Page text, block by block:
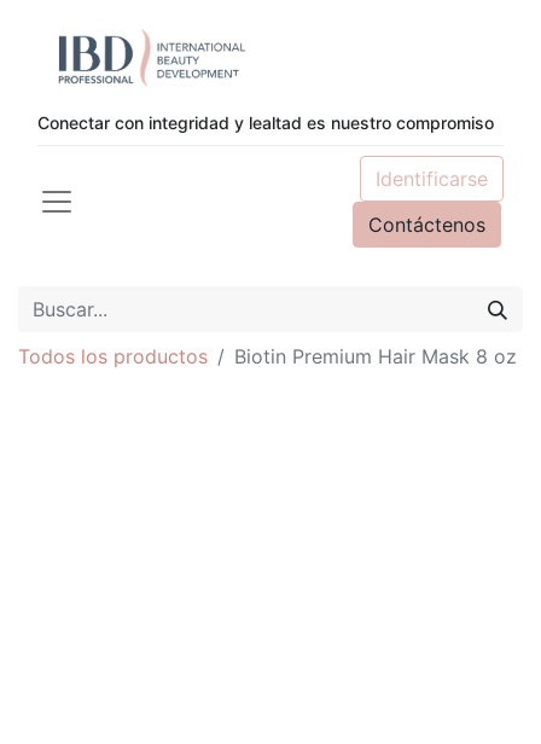
Conectar con integridad y lealtad es nuestro compromiso
Identificarse
Contáctenos
Todos los productos Biotin Premium Hair Mask 8 oz